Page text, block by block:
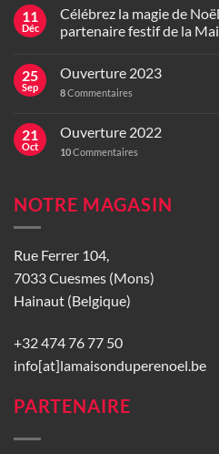
11
Déc
Célébrez la magie de
partenaire festif de la
25
Sep
Ouverture 2023
8Commentaires
21
Oct
Ouverture 2022
10Commentaires
NOTRE MAGASIN
Rue Ferrer 104,
7033 Cuesmes (Mons)
Hainaut (Belgique)
+32 474 76 77 50
info[at]lamaisonduperenoel.be
PARTENAIRE